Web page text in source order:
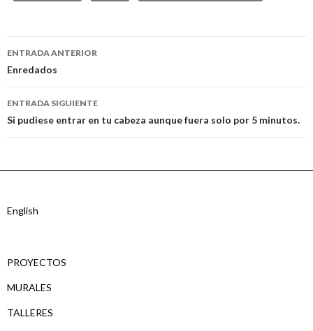
Ir
a
la
entrada
ENTRADA ANTERIOR
Enredados
ENTRADA SIGUIENTE
Si pudiese entrar en tu cabeza aunque fuera solo por 5 minutos.
English
PROYECTOS
MURALES
TALLERES